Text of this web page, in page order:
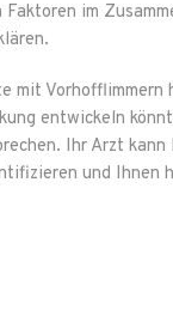
im
mit
entwickeln
Ihr Arzt
und Ihnen